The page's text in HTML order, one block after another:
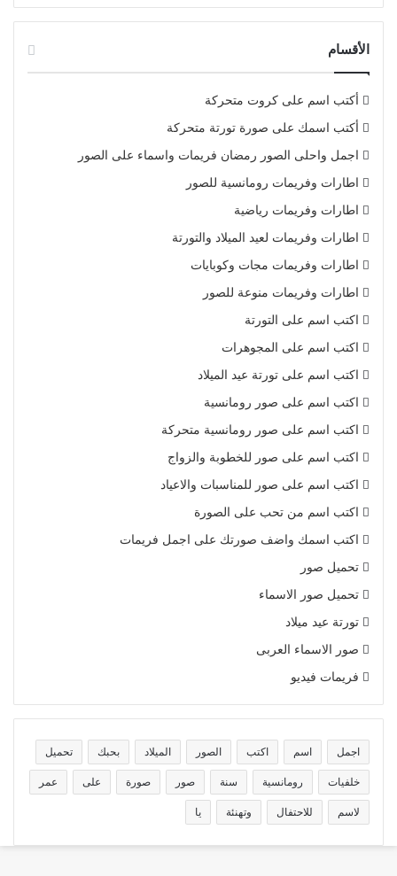
الأقسام
أكتب اسم على كروت متحركة
أكتب اسمك على صورة تورتة متحركة
اجمل واحلى الصور رمضان فريمات واسماء على الصور
اطارات وفريمات رومانسية للصور
اطارات وفريمات رياضية
اطارات وفريمات لعيد الميلاد والتورتة
اطارات وفريمات مجات وكوبايات
اطارات وفريمات منوعة للصور
اكتب اسم على التورتة
اكتب اسم على المجوهرات
اكتب اسم على تورتة عيد الميلاد
اكتب اسم على صور رومانسية
اكتب اسم على صور رومانسية متحركة
اكتب اسم على صور للخطوبة والزواج
اكتب اسم على صور للمناسبات والاعياد
اكتب اسم من تحب على الصورة
اكتب اسمك واضف صورتك على اجمل فريمات
تحميل صور
تحميل صور الاسماء
تورتة عيد ميلاد
صور الاسماء العربى
فريمات فيديو
اجمل اسم اكتب الصور الميلاد بحبك تحميل
خلفيات رومانسية سنة صور صورة على عمر
لاسم للاحتفال وتهنئة يا